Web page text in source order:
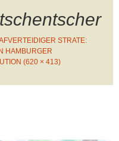
STRATE:
HAMBURGER
(620 × 413)